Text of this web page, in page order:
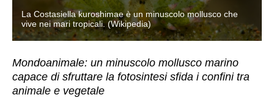
La Costasiella kuroshimae è un minuscolo mollusco che
vive nei mari tropicali. (Wikipedia)
Mondoanimale: un minuscolo mollusco marino
capace di sfruttare la fotosintesi sfida i confini tra
animale e vegetale